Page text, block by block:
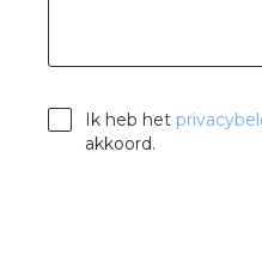
Ik heb het
akkoord.
stekerbare vlakkabel